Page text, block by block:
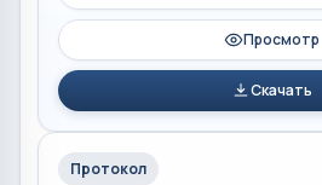
Просмотр
Скачать
Протокол